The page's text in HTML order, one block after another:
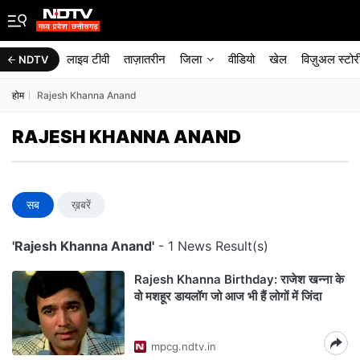
NDTV लाइव टीवी ताज़ातरीन जिला वीडियो खेल विज़ुअल
होम Rajesh Khanna Anand
RAJESH KHANNA ANAND
सब ख़बरें
'Rajesh Khanna Anand' - 1 News Result(s)
Rajesh Khanna Birthday: राजेश खन्ना के
वो मशहूर डायलॉग जो आज भी हैं लोगों में जिंदा
mpcg.ndtv.in